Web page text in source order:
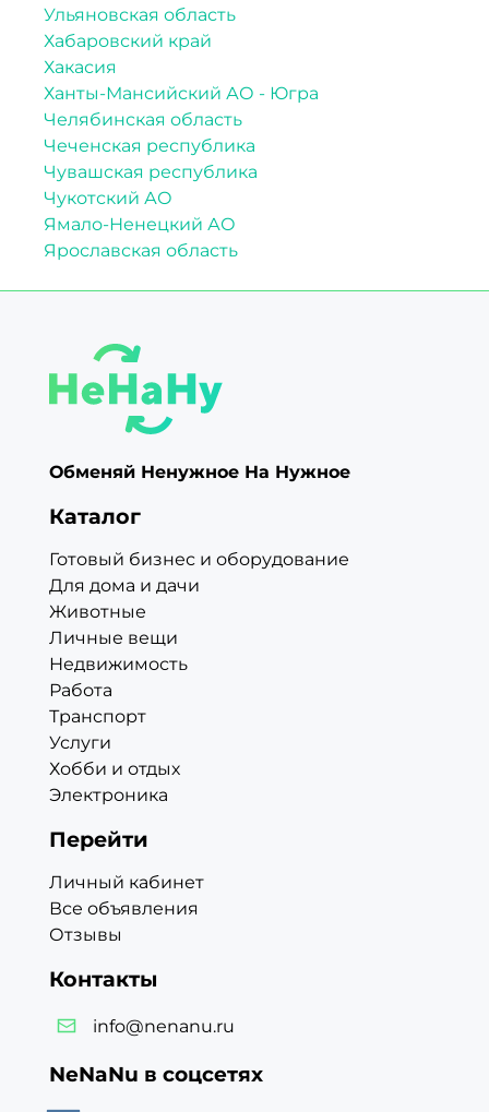
Ульяновская область
Хабаровский край
Хакасия
Ханты-Мансийский АО - Югра
Челябинская область
Чеченская республика
Чувашская республика
Чукотский АО
Ямало-Ненецкий АО
Ярославская область
Обменяй Ненужное На Нужное
Каталог
Готовый бизнес и оборудование
Для дома и дачи
Животные
Личные вещи
Недвижимость
Работа
Транспорт
Услуги
Хобби и отдых
Электроника
Перейти
Личный кабинет
Все объявления
Отзывы
Контакты
info@nenanu.ru
NeNaNu в соцсетях